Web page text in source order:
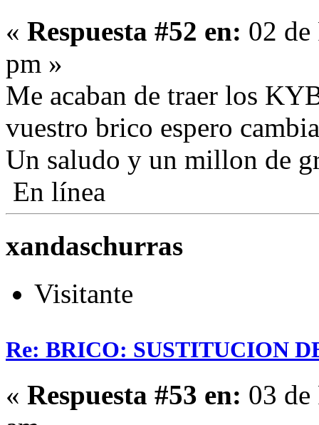
« Respuesta #52 en: 02
pm »
Me acaban de traer los
vuestro brico espero
Un saludo y un millon de
En línea
xandaschurras
Visitante
Re: BRICO: SUSTITUCION
« Respuesta #53 en: 03